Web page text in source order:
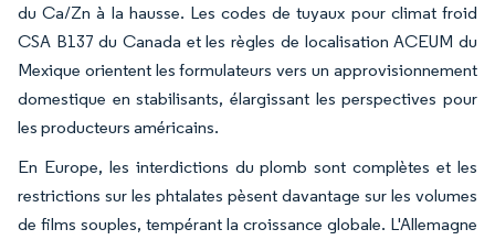
du Ca/Zn à la hausse. Les codes de tuyaux pour climat froid
CSA B137 du Canada et les règles de localisation ACEUM du
Mexique orientent les formulateurs vers un approvisionnement
domestique en stabilisants, élargissant les perspectives pour
les producteurs américains.
En Europe, les interdictions du plomb sont complètes et les
restrictions sur les phtalates pèsent davantage sur les volumes
de films souples, tempérant la croissance globale. L'Allemagne